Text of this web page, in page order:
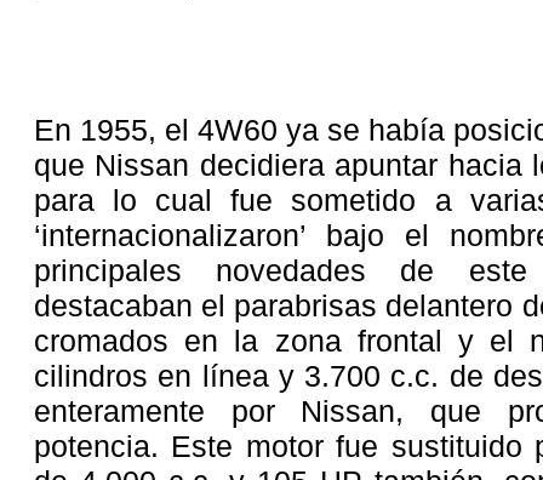
En 1955, el 4W60 ya se había
que Nissan decidiera apuntar hacia
para lo cual fue sometido a
‘internacionalizaron’ bajo el
principales novedades de
destacaban el parabrisas delantero
cromados en la zona frontal y el
cilindros en línea y 3.700 c.c. de
enteramente por Nissan, que
potencia. Este motor fue sustituido